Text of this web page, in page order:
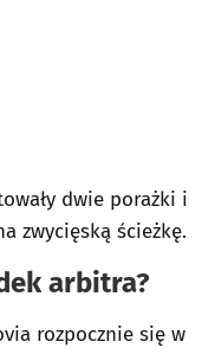
dwie porażki i
zwycięską ścieżkę.
arbitra?
rozpocznie się w